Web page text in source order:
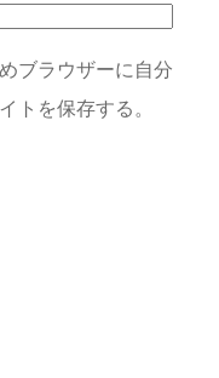
ブラウザーに自分
トを保存する。